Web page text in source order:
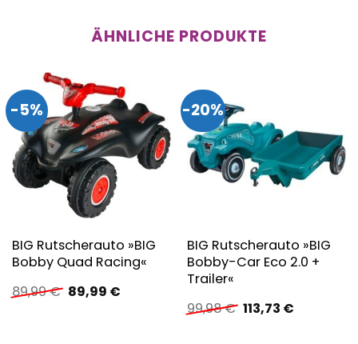
ÄHNLICHE PRODUKTE
-5%
BIG Rutscherauto »BIG
Bobby Quad Racing«
89,99€ Ursprünglicher
Preis
89,99 €Aktueller
-20%
BIG Rutscherauto »BIG
Bobby-Car Eco 2.0 +
Trailer«
99,98€ Ursprünglicher
Preis
113,73 €Aktueller